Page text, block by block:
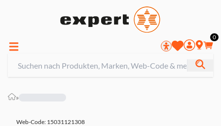
0
»
Web-Code: 15031121308